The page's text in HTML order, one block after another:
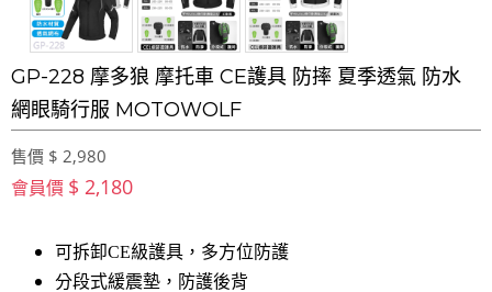
GP-228 摩多狼 摩托車 CE護具 防摔 夏季透氣 防水
網眼騎行服 MOTOWOLF
售價 $ 2,980
會員價 $ 2,180
可拆卸CE級護具，多方位防護
分段式緩震墊，防護後背